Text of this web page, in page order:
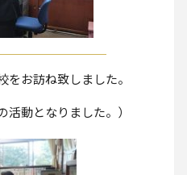
お訪ね致しました。
活動となりました。）